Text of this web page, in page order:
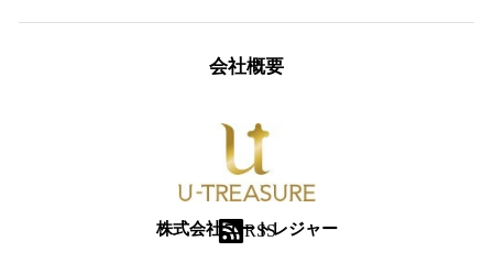
会社概要
株式会社ユートレジャー
RSS